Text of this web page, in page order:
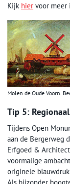
Kijk hier voor meer
Molen de Oude Voorn.
Tip 5:
Tijdens Open
aan de Bergerweg
Erfgoed &
voormalige
originele